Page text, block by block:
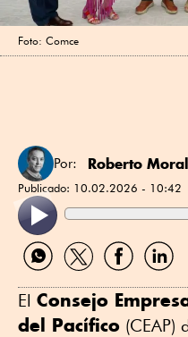
Foto: Comce
Por: Roberto
Publicado: 10.02.2026 - 10:42
Compartir
por
Compartir
por
Compartir
por
por
El Consejo
del Pacífico (CEAP)